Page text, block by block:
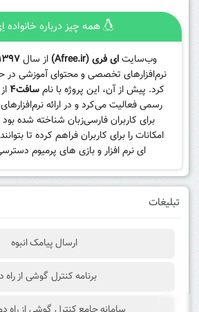
همه چیز درباره خانواده
وب‌سایتای فری (Afree.ir) از سال
نرم‌افزارهای تخصصی و محتوای آموزشی در
کرد. پیش از آن، این پروژه با نامسافت۴
رسمی فعالیت می‌کرد و در ارائه
برای کاربران فارسی‌زبان شناخته شده
امکانات را برای کاربران فراهم کرده تا
ای نرم افزار و بازی های پرمیوم
تبلیغات
ارسال پیامک انبوه
برنامه کنترل گوشی از راه